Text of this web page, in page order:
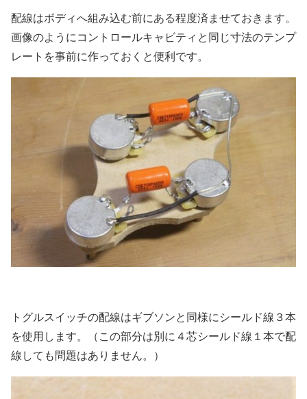
配線はボディへ組み込む前にある程度済ませておきます。
画像のようにコントロールキャビティと同じ寸法のテンプ
レートを事前に作っておくと便利です。
トグルスイッチの配線はギブソンと同様にシールド線３本
を使用します。（この部分は別に４芯シールド線１本で配
線しても問題はありません。）